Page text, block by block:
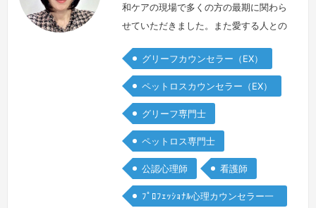
和ケアの現場で多くの方の最期に関わら
せていただきました。また愛する人との
族にも心を寄せて参りました。その私
が、最愛の父をガンで亡くすという経験
をいたしました。「大したことないか
ら。手術すればすぐ良くなるよ。」そう
言っていた父は、わずか4ヶ月で逝って
しまいました。私がついていながら…。
私は父の病気に気付けなかった自分を責
め、後悔…
続きを見る »
グリーフカウンセラー（EX）
ペットロスカウンセラー（EX）
グリーフ専門士
ペットロス専門士
公認心理師 看護師
ﾌﾟﾛﾌｪｯｼｮﾅﾙ心理カウンセラー一